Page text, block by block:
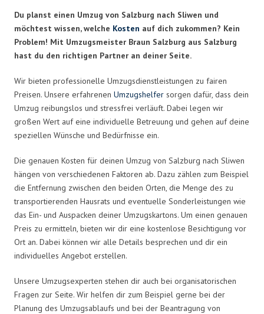
Du planst einen Umzug von Salzburg nach Sliwen und
möchtest wissen, welche Kosten auf dich zukommen? Kein
Problem! Mit Umzugsmeister Braun Salzburg aus Salzburg
hast du den richtigen Partner an deiner Seite.
Wir bieten professionelle Umzugsdienstleistungen zu fairen
Preisen. Unsere erfahrenen Umzugshelfer sorgen dafür, dass dein
Umzug reibungslos und stressfrei verläuft. Dabei legen wir
großen Wert auf eine individuelle Betreuung und gehen auf deine
speziellen Wünsche und Bedürfnisse ein.
Die genauen Kosten für deinen Umzug von Salzburg nach Sliwen
hängen von verschiedenen Faktoren ab. Dazu zählen zum Beispiel
die Entfernung zwischen den beiden Orten, die Menge des zu
transportierenden Hausrats und eventuelle Sonderleistungen wie
das Ein- und Auspacken deiner Umzugskartons. Um einen genauen
Preis zu ermitteln, bieten wir dir eine kostenlose Besichtigung vor
Ort an. Dabei können wir alle Details besprechen und dir ein
individuelles Angebot erstellen.
Unsere Umzugsexperten stehen dir auch bei organisatorischen
Fragen zur Seite. Wir helfen dir zum Beispiel gerne bei der
Planung des Umzugsablaufs und bei der Beantragung von